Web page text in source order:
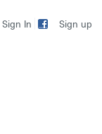
Sign In Sign up